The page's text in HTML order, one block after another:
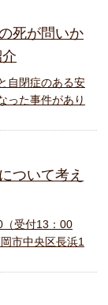
死が問いか
自閉症のある安
った事件があり
ついて考え
受付13：00
市中央区長浜1